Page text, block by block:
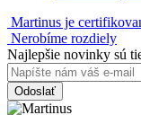
Martinus je
Nerobíme rozdiely
Najlepšie novinky sú
Odoslať